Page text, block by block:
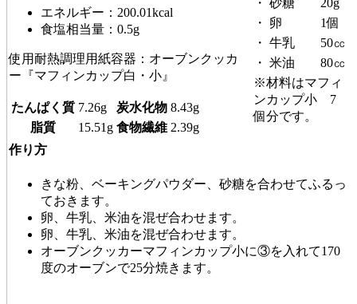
エネルギー：200.01kcal
食塩相当量：0.5g
使用耐熱調理用紙容器：オーブンクッカ
ー『マフィンカップ白・小』
たんぱく質 7.26g 炭水化物 8.43g
脂質
15.51g 食物繊維 2.39g
・ 砂糖
20g
・
卵
1個
・ 牛乳
50㏄
・ 米油
80㏄
※材料はマフィ
ンカップ小 7
個分です。
作り方
きな粉、ベーキングパウダー、砂糖を合わせてふるっ
ておきます。
卵、牛乳、米油を混ぜ合わせます。
卵、牛乳、米油を混ぜ合わせます。
オーブンクッカーマフィンカップ小に③を入れて170
度のオーブンで25分焼きます。